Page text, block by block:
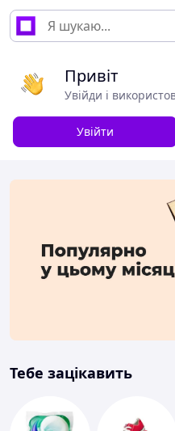
Привіт
Увійди і
Увійти
Тебе зацікавить